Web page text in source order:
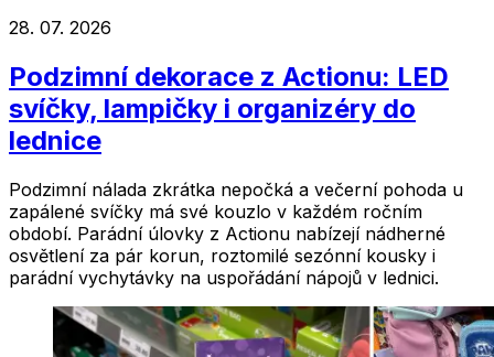
28. 07. 2026
Podzimní dekorace z Actionu: LED
svíčky, lampičky i organizéry do
lednice
Podzimní nálada zkrátka nepočká a večerní pohoda u
zapálené svíčky má své kouzlo v každém ročním
období. Parádní úlovky z Actionu nabízejí nádherné
osvětlení za pár korun, roztomilé sezónní kousky i
parádní vychytávky na uspořádání nápojů v lednici.